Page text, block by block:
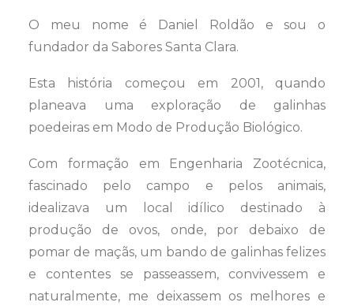
O meu nome é Daniel Roldão e sou o
fundador da Sabores Santa Clara.
Esta história começou em 2001, quando
planeava uma exploração de galinhas
poedeiras em Modo de Produção Biológico.
Com formação em Engenharia Zootécnica,
fascinado pelo campo e pelos animais,
idealizava um local idílico destinado à
produção de ovos, onde, por debaixo de
pomar de maçãs, um bando de galinhas felizes
e contentes se passeassem, convivessem e
naturalmente, me deixassem os melhores e